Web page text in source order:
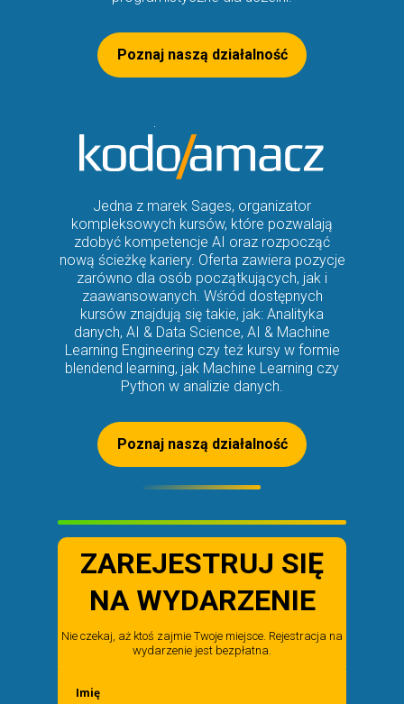
Poznaj naszą działalność
Jedna z marek Sages, organizator
kompleksowych kursów, które pozwalają
zdobyć kompetencje AI oraz rozpocząć
nową ścieżkę kariery. Oferta zawiera pozycje
zarówno dla osób początkujących, jak i
zaawansowanych. Wśród dostępnych
kursów znajdują się takie, jak: Analityka
danych, AI & Data Science, AI & Machine
Learning Engineering czy też kursy w formie
blendend learning, jak Machine Learning czy
Python w analizie danych.
Poznaj naszą działalność
Imię
ZAREJESTRUJ SIĘ
NA WYDARZENIE
Nie czekaj, aż ktoś zajmie Twoje miejsce. Rejestracja na
wydarzenie jest bezpłatna.